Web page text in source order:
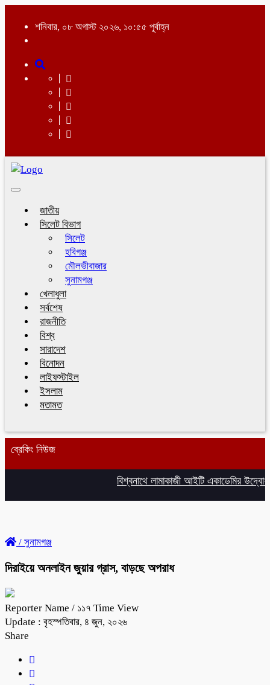
শনিবার, ০৮ অগাস্ট ২০২৬, ১০:৫৫ পূর্বাহ্ন
Toggle
জাতীয়
সিলেট বিভাগ
সিলেট
হবিগঞ্জ
মৌলভীবাজার
সুনামগঞ্জ
খেলাধুলা
সর্বশেষ
রাজনীতি
বিশ্ব
সারাদেশ
বিনোদন
লাইফস্টাইল
ইসলাম
মতামত
ব্রেকিং নিউজ
বিশ্বনাথে লামাকাজী আইটি একাডেমির উদ্বোধন
/ সুনামগঞ্জ
দিরাইয়ে অনলাইন জুয়ার গ্রাস, বাড়ছে অপরাধ
Reporter Name / ১১৭ Time View
Update : বৃহস্পতিবার, ৪ জুন, ২০২৬
Share